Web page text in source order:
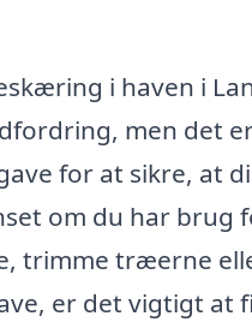
i haven i
men det
for at sikre, at
om du har brug
trimme træerne
er det vigtigt at